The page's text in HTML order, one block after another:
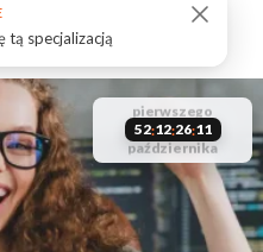
tą specjalizacją
start
pierwszego
zarezerwuj
liczba miejsc
start
52:12:26:10
studiów
października
swoje miejsce
ograniczona
studiów